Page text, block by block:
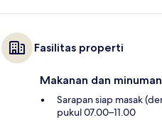
Fasilitas properti
Makanan dan minuman
Sarapan siap masak
pukul 07.00–11.00